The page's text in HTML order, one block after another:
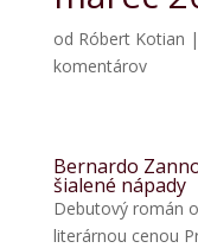
od Róbert Kotian |
komentárov
Bernardo
šialené nápady
Debutový román
literárnou cenou